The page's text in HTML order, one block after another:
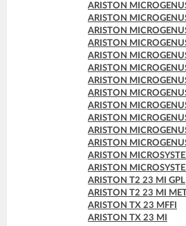
ARISTON
ARISTON
ARISTON
ARISTON
ARISTON
ARISTON
ARISTON
ARISTON
ARISTON
ARISTON
ARISTON
ARISTON
ARISTON
ARISTON
ARISTON T2 23 MI GPL
ARISTON T2 23 MI
ARISTON TX 23 MFFI
ARISTON TX 23 MI